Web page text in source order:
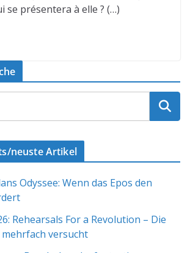
se présentera à elle ? (…)
neuste Artikel
Odyssee: Wenn das Epos den
Rehearsals For a Revolution – Die
versucht